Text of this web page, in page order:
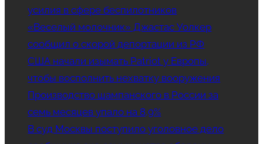
усилия в сфере беспилотников
«Веселый молочник» Джастас Уолкер
сообщил о скорой депортации из РФ
США начали изымать Patriot у Европы,
чтобы восполнить нехватку вооружения
Производство шампанского в России за
семь месяцев упало на 8,9%
В суд Москвы поступило уголовное дело